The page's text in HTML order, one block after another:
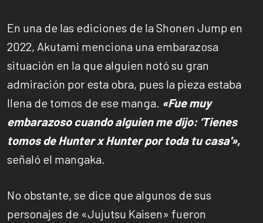
En una de las ediciones de la Shonen Jump en
2022, Akutami menciona una embarazosa
situación en la que alguien notó su gran
admiración por esta obra, pues la pieza estaba
llena de tomos de ese manga. «Fue muy
embarazoso cuando alguien me dijo: ‘Tienes
tomos de Hunter x Hunter por toda tu casa'»,
señaló el mangaka.
No obstante, se dice que algunos de sus
personajes de «Jujutsu Kaisen» fueron